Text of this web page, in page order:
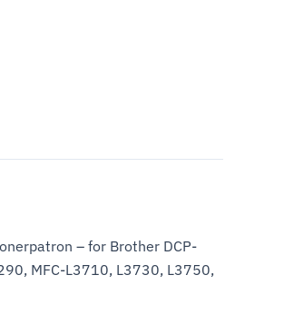
– for Brother DCP-
MFC-L3710, L3730, L3750,